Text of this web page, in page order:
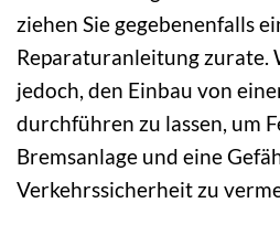
ziehen Sie gegebenenfalls
Reparaturanleitung zurate.
jedoch, den Einbau von
durchführen zu lassen, um
Bremsanlage und eine
Verkehrssicherheit zu